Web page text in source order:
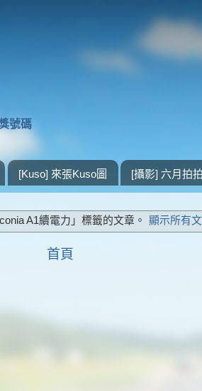
號碼
[Kuso] 來張Kuso圖 [攝影] 六月拍
A1續電力」 標籤的文章。 顯示所有
首頁